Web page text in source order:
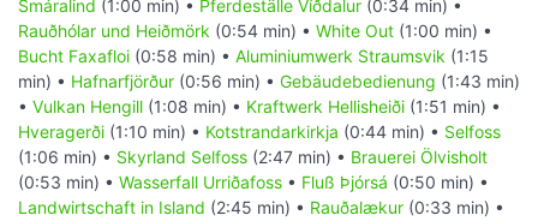
Smáralind (1:00 min) • Pferdeställe Víðdalur (0:34 min) •
Rauðhólar und Heiðmörk (0:54 min) • White Out (1:00 min) •
Bucht Faxafloi (0:58 min) • Aluminiumwerk Straumsvik (1:15
min) • Hafnarfjörður (0:56 min) • Gebäudebedienung (1:43 min)
• Vulkan Hengill (1:08 min) • Kraftwerk Hellisheiði (1:51 min) •
Hveragerði (1:10 min) • Kotstrandarkirkja (0:44 min) • Selfoss
(1:06 min) • Skyrland Selfoss (2:47 min) • Brauerei Ölvisholt
(0:53 min) • Wasserfall Urriðafoss • Fluß Þjórsá (0:50 min) •
Landwirtschaft in Island (2:45 min) • Rauðalækur (0:33 min) •